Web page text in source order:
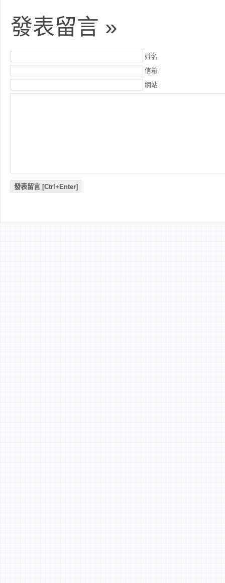
發表留言 »
姓名
信箱
網站